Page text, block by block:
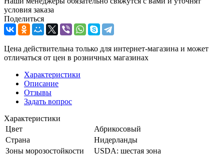
условия заказа
Поделиться
Цена действительна только для интернет-магазина и может
отличаться от цен в розничных магазинах
Характеристики
Описание
Отзывы
Задать вопрос
Характеристики
Цвет
Абрикосовый
Страна
Нидерланды
Зоны морозостойкости
USDA: шестая зона